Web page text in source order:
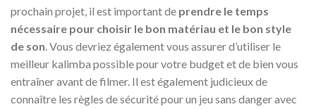
prochain projet, il est important de prendre le temps
nécessaire pour choisir le bon matériau et le bon style
de son. Vous devriez également vous assurer d’utiliser le
meilleur kalimba possible pour votre budget et de bien vous
entraîner avant de filmer. Il est également judicieux de
connaître les règles de sécurité pour un jeu sans danger avec